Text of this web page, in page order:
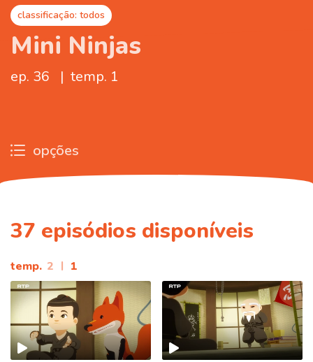
classificação: todos
Mini Ninjas
ep. 36 | temp. 1
opções
37 episódios disponíveis
temp. 2 | 1